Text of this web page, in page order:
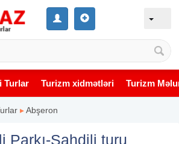
Turlar Turizm xidmətləri Turizm
▸Abşeron
Parkı-Şahdili turu